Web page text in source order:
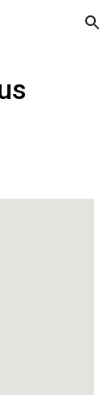
Skip to navigation